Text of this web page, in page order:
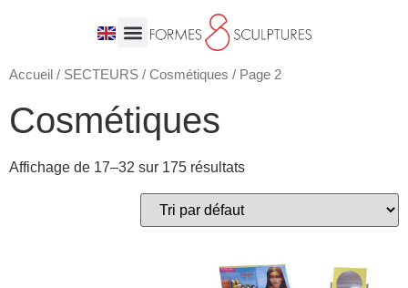
Accueil / SECTEURS / Cosmétiques / Page 2
Cosmétiques
Affichage de 17–32 sur 175 résultats